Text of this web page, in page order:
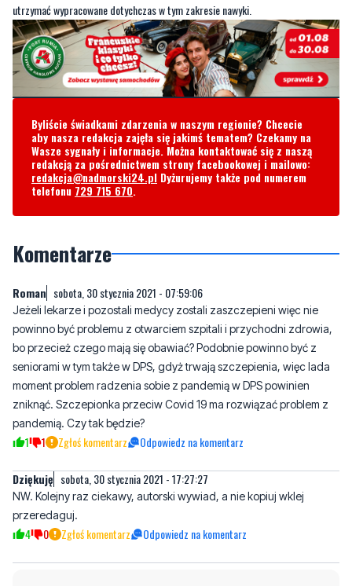
utrzymać wypracowane dotychczas w tym zakresie nawyki.
Byliście świadkami zdarzenia w naszym regionie? Chcecie
aby nasza redakcja zajęła się jakimś tematem? Czekamy na
Wasze sygnały i informacje. Można kontaktować się z naszą
redakcją za pośrednictwem strony facebookowej i mailowo:
redakcja@nadmorski24.pl Dyżurujemy także pod numerem
telefonu 729 715 670.
Komentarze
Roman sobota, 30 stycznia 2021 - 07:59:06
Jeżeli lekarze i pozostali medycy zostali zaszczepieni więc nie
powinno być problemu z otwarciem szpitali i przychodni zdrowia,
bo przecież czego mają się obawiać? Podobnie powinno być z
seniorami w tym także w DPS, gdyż trwają szczepienia, więc lada
moment problem radzenia sobie z pandemią w DPS powinien
zniknąć. Szczepionka przeciw Covid 19 ma rozwiązać problem z
pandemią. Czy tak będzie?
1 1 Zgłoś komentarz Odpowiedz na komentarz
Dziękuję sobota, 30 stycznia 2021 - 17:27:27
NW. Kolejny raz ciekawy, autorski wywiad, a nie kopiuj wklej
przeredaguj.
4 0 Zgłoś komentarz Odpowiedz na komentarz